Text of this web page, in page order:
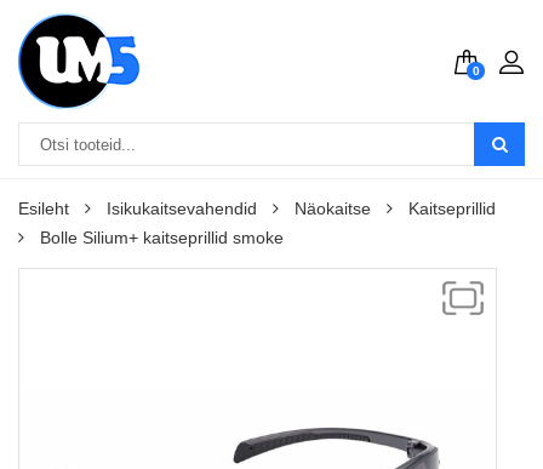
0
Esileht Isikukaitsevahendid Näokaitse
Kaitseprillid
Bolle Silium+ kaitseprillid smoke